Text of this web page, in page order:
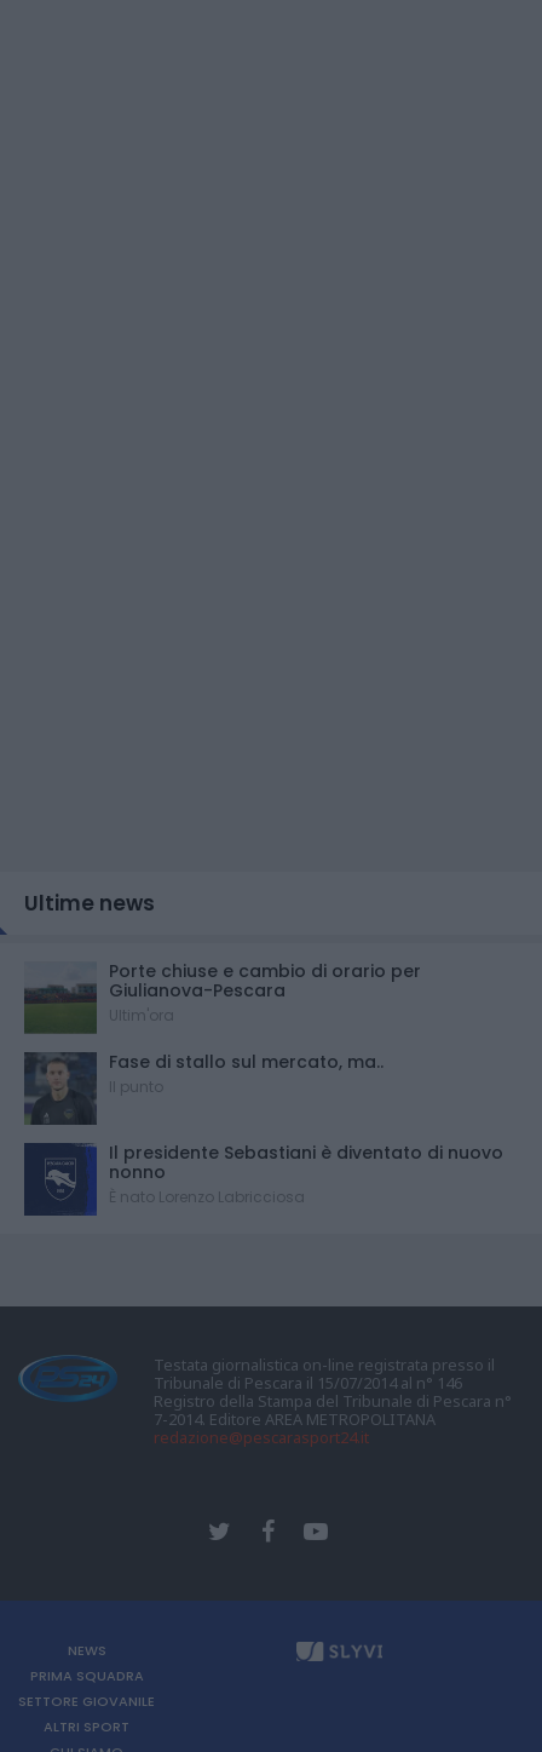
Ultime news
Porte chiuse e cambio di orario per
Giulianova-Pescara
Ultim'ora
Fase di stallo sul mercato, ma..
Il punto
Il presidente Sebastiani è diventato di nuovo
nonno
È nato Lorenzo Labricciosa
Testata giornalistica on-line registrata presso il
Tribunale di Pescara il 15/07/2014 al n° 146
Registro della Stampa del Tribunale di Pescara n°
7-2014. Editore AREA METROPOLITANA
redazione@pescarasport24.it
NEWS
PRIMA SQUADRA
SETTORE GIOVANILE
ALTRI SPORT